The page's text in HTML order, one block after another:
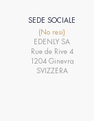
SEDE SOCIALE
(No resi)
EDENLY SA
Rue de Rive 4
1204 Ginevra
SVIZZERA